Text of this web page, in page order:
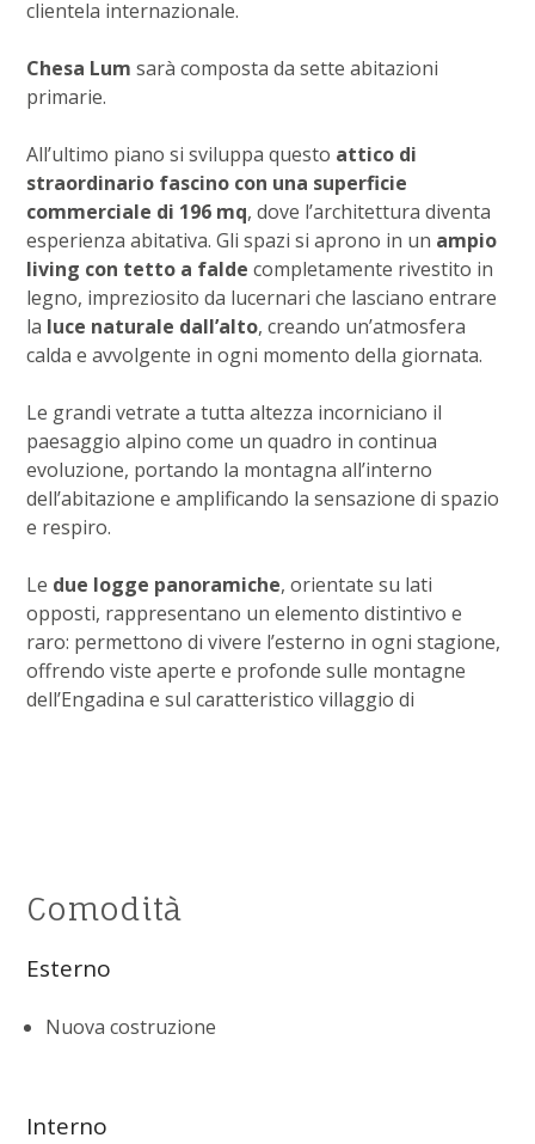
clientela internazionale.
Chesa Lum sarà composta da sette abitazioni
primarie.
All’ultimo piano si sviluppa questo attico di
straordinario fascino con una superficie
commerciale di 196 mq, dove l’architettura diventa
esperienza abitativa. Gli spazi si aprono in un ampio
living con tetto a falde completamente rivestito in
legno, impreziosito da lucernari che lasciano entrare
la luce naturale dall’alto, creando un’atmosfera
calda e avvolgente in ogni momento della giornata.
Le grandi vetrate a tutta altezza incorniciano il
paesaggio alpino come un quadro in continua
evoluzione, portando la montagna all’interno
dell’abitazione e amplificando la sensazione di spazio
e respiro.
Le due logge panoramiche, orientate su lati
opposti, rappresentano un elemento distintivo e
raro: permettono di vivere l’esterno in ogni stagione,
offrendo viste aperte e profonde sulle montagne
dell’Engadina e sul caratteristico villaggio di
Comodità
Esterno
Nuova costruzione
Interno